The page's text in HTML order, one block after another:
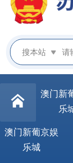
搜本站
澳门新
乐
澳门新葡京娱
乐城